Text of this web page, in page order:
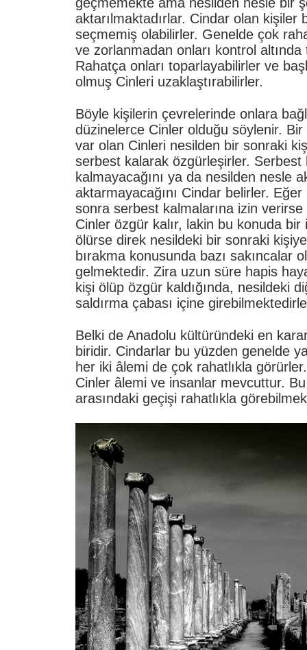
aktarılmaktadırlar. Cindar olan kişiler
seçmemiş olabilirler. Genelde çok
ve zorlanmadan onları kontrol
Rahatça onları toparlayabilirler ve
olmuş Cinleri uzaklaştırabilirler.
Böyle kişilerin çevrelerinde onlara
düzinelerce Cinler olduğu söylenir.
var olan Cinleri nesilden bir sonraki
serbest kalarak özgürleşirler. Serbest
kalmayacağını ya da nesilden nesle
aktarmayacağını Cindar belirler.
sonra serbest kalmalarına izin
Cinler özgür kalır, lakin bu konuda bir
ölürse direk nesildeki bir sonraki
bırakma konusunda bazı sakıncalar
gelmektedir. Zira uzun süre hapis
kişi ölüp özgür kaldığında, nesildeki
saldırma çabası içine
Belki de Anadolu kültüründeki en
biridir. Cindarlar bu yüzden genelde
her iki âlemi de çok rahatlıkla
Cinler âlemi ve insanlar mevcuttur.
arasındaki geçişi rahatlıkla